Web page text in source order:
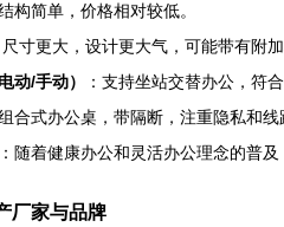
结构简单，价格相对较低。
尺寸更大，设计更大气，可能带有附
动/手动）
：支持坐站交替办公，符
合式办公桌，带隔断，注重隐私和
：随着健康办公和灵活办公理念的普
厂家与品牌